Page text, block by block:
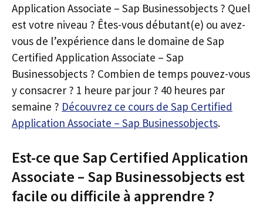
Application Associate – Sap Businessobjects ? Quel
est votre niveau ? Êtes-vous débutant(e) ou avez-
vous de l’expérience dans le domaine de Sap
Certified Application Associate – Sap
Businessobjects ? Combien de temps pouvez-vous
y consacrer ? 1 heure par jour ? 40 heures par
semaine ? Découvrez ce cours de Sap Certified
Application Associate – Sap Businessobjects.
Est-ce que Sap Certified Application
Associate – Sap Businessobjects est
facile ou difficile à apprendre ?